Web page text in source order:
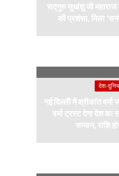
सद्गुरु सुधांशु जी महाराज
की प्रशंसा, मिला
देश-
नई दिल्ली में श्रीकांत
वर्मा ट्रस्ट देगा देश का
सम्मान, राशि